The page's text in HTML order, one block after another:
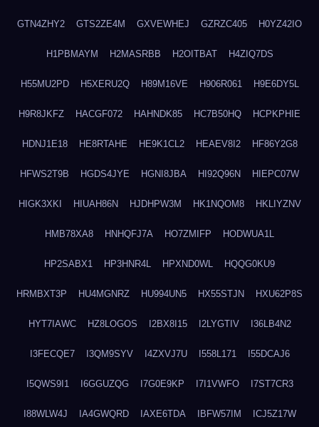
GTN4ZHY2 GTS2ZE4M GXVEWHEJ GZRZC405 H0YZ42IO
H1PBMAYM H2MASRBB H2OITBAT H4ZIQ7DS
H55MU2PD H5XERU2Q H89M16VE H906R061 H9E6DY5L
H9R8JKFZ HACGF072 HAHNDK85 HC7B50HQ HCPKPHIE
HDNJ1E18 HE8RTAHE HE9K1CL2 HEAEV8I2 HF86Y2G8
HFWS2T9B HGDS4JYE HGNI8JBA HI92Q96N HIEPC07W
HIGK3XKI HIUAH86N HJDHPW3M HK1NQOM8 HKLIYZNV
HMB78XA8 HNHQFJ7A HO7ZMIFP HODWUA1L
HP2SABX1 HP3HNR4L HPXND0WL HQQG0KU9
HRMBXT3P HU4MGNRZ HU994UN5 HX55STJN HXU62P8S
HYT7IAWC HZ8LOGOS I2BX8I15 I2LYGTIV I36LB4N2
I3FECQE7 I3QM9SYV I4ZXVJ7U I558L171 I55DCAJ6
I5QWS9I1 I6GGUZQG I7G0E9KP I7I1VWFO I7ST7CR3
I88WLW4J IA4GWQRD IAXE6TDA IBFW57IM ICJ5Z17W